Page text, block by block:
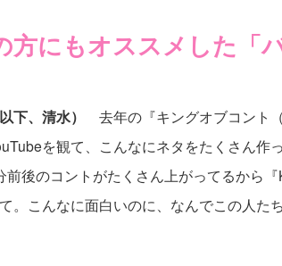
方にもオススメした「
下、清水）
去年の『キングオブコント
を観て、こんなにネタをたくさん作
前後のコントがたくさん上がってるから
。こんなに面白いのに、なんでこの人た